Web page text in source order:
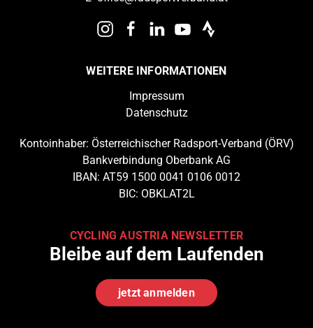
WEITERE INFORMATIONEN
Impressum
Datenschutz
Kontoinhaber: Österreichischer Radsport-Verband (ÖRV)
Bankverbindung Oberbank AG
IBAN: AT59 1500 0041 0106 0012
BIC: OBKLAT2L
CYCLING AUSTRIA NEWSLETTER
Bleibe auf dem Laufenden
jetzt anmelden